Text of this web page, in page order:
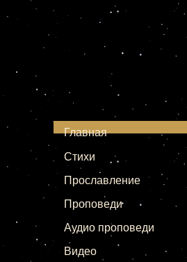
Главная
Стихи
Прославление
Проповеди
Аудио проповеди
Видео